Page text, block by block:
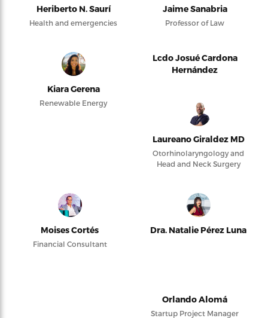
Heriberto N. Saurí
Health and emergencies
Jaime Sanabria
Professor of Law
Kiara Gerena
Renewable Energy
Lcdo Josué Cardona
Hernández
Laureano Giraldez MD
Otorhinolaryngology and
Head and Neck Surgery
Moises Cortés
Financial Consultant
Dra. Natalie Pérez Luna
Orlando Alomá
Startup Project Manager